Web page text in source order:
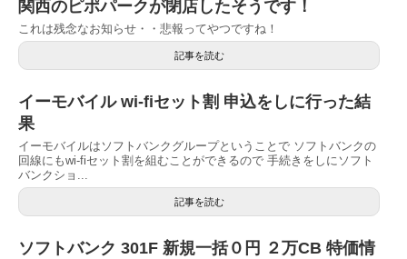
関西のピポパークが閉店したそうです！
これは残念なお知らせ・・悲報ってやつですね！
記事を読む
イーモバイル wi-fiセット割 申込をしに行った結
果
イーモバイルはソフトバンクグループということで ソフトバンクの
回線にもwi-fiセット割を組むことができるので 手続きをしにソフト
バンクショ...
記事を読む
ソフトバンク 301F 新規一括０円 ２万CB 特価情